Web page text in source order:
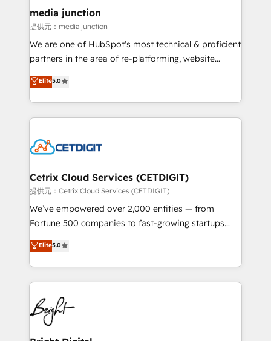
Mexico, USA, and Portugal—we've executed over a
hundred successful operations. Our approach,
rooted in RevOps principles, integrates analysis,
training, planning, and qualification. Leveraging
inbound marketing tactics, we focus on
understanding, nurturing, and converting leads.
competitive market.
media junction
提供元：media junction
We are one of HubSpot's most technical & proficient
partners in the area of re-platforming, website
design & development. We specialize in multi-hub
implementations for mid-market & enterprise
companies. We are woman-owned, powered by
coffee, and we ❤️ dogs. We produce award-winning
Impact Award 🏆2022 Technical Expertise Impact
Award 🏆2020 Elite Solutions Partner 🏆2019
Integrations HubSpot Impact Award 🏆2019
Marketing Enablement HubSpot Impact Award 🏆
2018 Website Design HubSpot Impact Award 🏆2017
Growth-Driven Design Agency of the Year 🏆2016
Sales Enablement HubSpot Impact Award 🏆2015
HubSpot COS Performance Award 🏆2014 HubSpot
COS Design Award 🏆2013 HubSpot Marketplace
Elite5.0
Cetrix Cloud Services (CETDIGIT)
提供元：Cetrix Cloud Services (CETDIGIT)
We’ve empowered over 2,000 entities — from
Fortune 500 companies to fast-growing startups
and nonprofits — to streamline operations, scale
revenue, and unlock the full potential of HubSpot.
With deep technical and industry expertise, we fuse
automation, integration, and AI innovation to deliver
lasting impact. We specialize in: • Turnkey and end-
to-end HubSpot implementations • Onboarding for
Sales, Service, Marketing & Content Hubs • AI voice
Elite5.0